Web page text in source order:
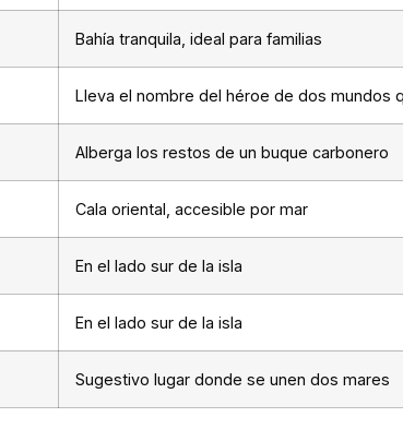
Bahía tranquila, ideal para familias
Lleva el nombre del héroe de dos mundos
Alberga los restos de un buque carbonero
Cala oriental, accesible por mar
En el lado sur de la isla
En el lado sur de la isla
Sugestivo lugar donde se unen dos mares